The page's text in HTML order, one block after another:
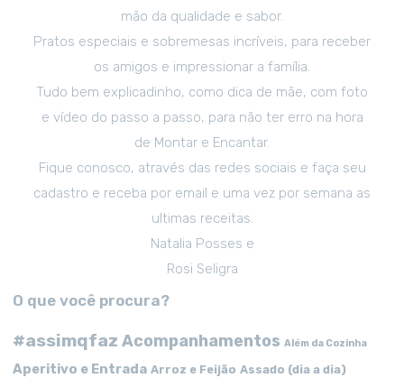
mão da qualidade e sabor.
Pratos especiais e sobremesas incríveis, para receber
os amigos e impressionar a família.
Tudo bem explicadinho, como dica de mãe, com foto
e vídeo do passo a passo, para não ter erro na hora
de Montar e Encantar.
Fique conosco, através das redes sociais e faça seu
cadastro e receba por email e uma vez por semana as
ultimas receitas.
Natalia Posses e
Rosi Seligra
O que você procura?
#assimqfaz Acompanhamentos Além da Cozinha
Aperitivo e Entrada Arroz e Feijão Assado (dia a dia)